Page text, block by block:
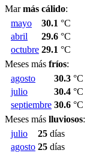
Marmás cálido:
mayo
30.1 °C
abril
29.6 °C
octubre 29.1 °C
Meses más fríos:
agosto
30.3 °C
julio
30.4 °C
septiembre 30.6 °C
Meses más lluviosos:
julio
25 días
agosto 25 días